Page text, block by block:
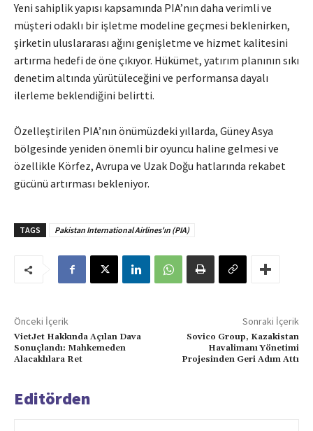
Yeni sahiplik yapısı kapsamında PIA’nın daha verimli ve
müşteri odaklı bir işletme modeline geçmesi beklenirken,
şirketin uluslararası ağını genişletme ve hizmet kalitesini
artırma hedefi de öne çıkıyor. Hükümet, yatırım planının sıkı
denetim altında yürütüleceğini ve performansa dayalı
ilerleme beklendiğini belirtti.
Özelleştirilen PIA’nın önümüzdeki yıllarda, Güney Asya
bölgesinde yeniden önemli bir oyuncu haline gelmesi ve
özellikle Körfez, Avrupa ve Uzak Doğu hatlarında rekabet
gücünü artırması bekleniyor.
TAGS Pakistan International Airlines'ın (PIA)
Önceki İçerik
VietJet Hakkında Açılan Dava
Sonuçlandı: Mahkemeden
Alacaklılara Ret
Sonraki İçerik
Sovico Group, Kazakistan
Havalimanı Yönetimi
Projesinden Geri Adım Attı
Editörden